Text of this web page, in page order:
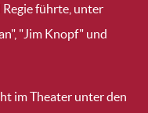
führte, unter
"Jim Knopf" und
im Theater unter den